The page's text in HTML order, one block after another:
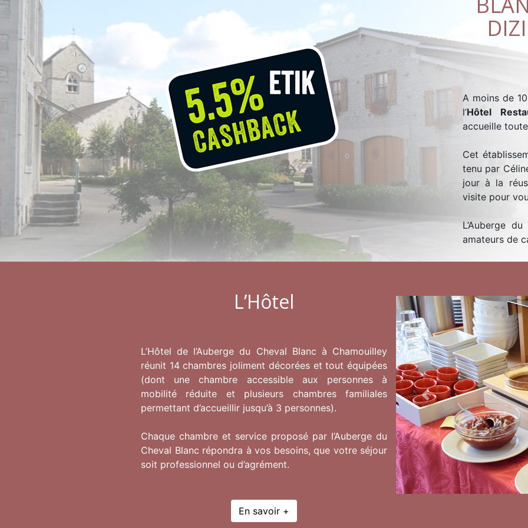
A moins de
l’Hôtel
accueille
Cet
tenu par
jour à la
visite pour
L’Auberge
amateurs de
L’Hôtel
L’Hôtel de l’Auberge du Cheval Blanc à Chamouilley
réunit 14 chambres joliment décorées et tout équipées
(dont une chambre accessible aux personnes à
mobilité réduite et plusieurs chambres familiales
permettant d’accueillir jusqu’à 3 personnes).
Chaque chambre et service proposé par l’Auberge du
Cheval Blanc répondra à vos besoins, que votre séjour
soit professionnel ou d’agrément.
En savoir +
Previous